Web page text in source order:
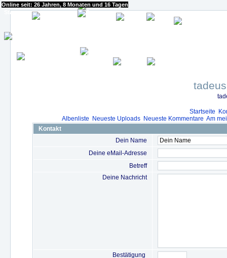
Start
Online seit: 26 Jahren, 8 Monaten und 16 Tagen
Startseite
Albenliste
Neueste Uploads Neueste Kommentare Am
Kontakt
Dein Name
Deine eMail-Adresse
Betreff
Deine Nachricht
Bestätigung